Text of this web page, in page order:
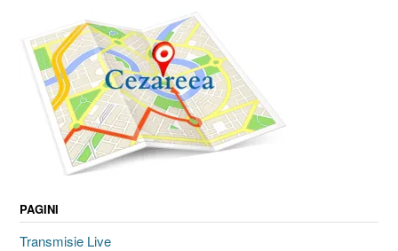
PAGINI
Transmisie Live